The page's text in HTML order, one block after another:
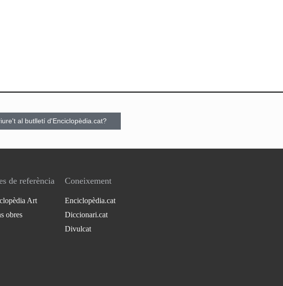
al butlletí d'Enciclopèdia.cat?
de referència
Art
obres
Coneixement
Enciclopèdia.cat
Diccionari.cat
Divulcat